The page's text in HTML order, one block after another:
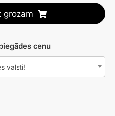
grozam
cenu
valsti!